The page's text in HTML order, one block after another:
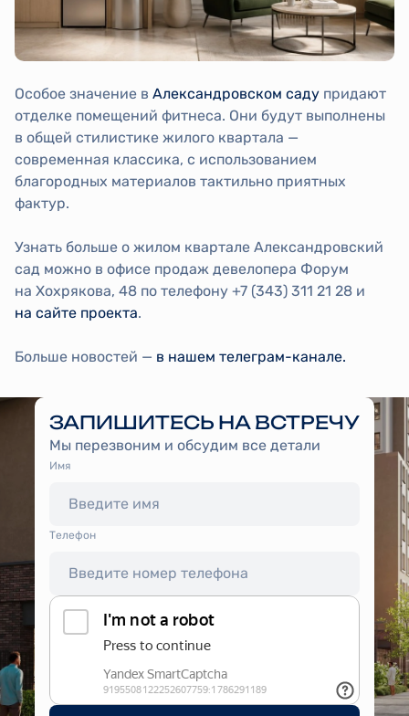
Особое значение в Александровском саду придают
отделке помещений фитнеса. Они будут выполнены
в общей стилистике жилого квартала —
современная классика, с использованием
благородных материалов тактильно приятных
фактур.
Узнать больше о жилом квартале Александровский
сад можно в офисе продаж девелопера Форум
на Хохрякова, 48 по телефону +7 (343) 311 21 28 и
на сайте проекта.
Больше новостей — в нашем телеграм-канале.
ЗАПИШИТЕСЬ НА ВСТРЕЧУ
Мы перезвоним и обсудим все детали
Имя
Tелефон